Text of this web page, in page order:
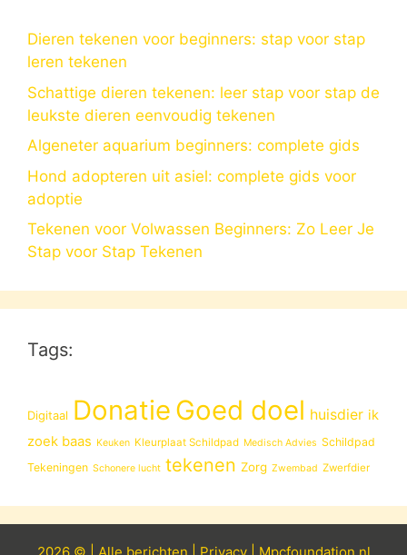
Dieren tekenen voor beginners: stap voor stap
leren tekenen
Schattige dieren tekenen: leer stap voor stap de
leukste dieren eenvoudig tekenen
Algeneter aquarium beginners: complete gids
Hond adopteren uit asiel: complete gids voor
adoptie
Tekenen voor Volwassen Beginners: Zo Leer Je
Stap voor Stap Tekenen
Tags:
Digitaal Donatie Goed doel huisdier ik
zoek baas Keuken Kleurplaat Schildpad Medisch Advies Schildpad
Tekeningen Schonere lucht tekenen Zorg Zwembad Zwerfdier